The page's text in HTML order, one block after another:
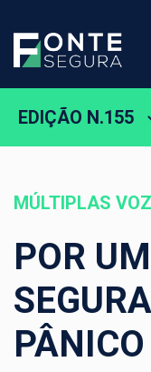
EDIÇÃO N.155
MÚLTIPLAS
POR
PÂNICO